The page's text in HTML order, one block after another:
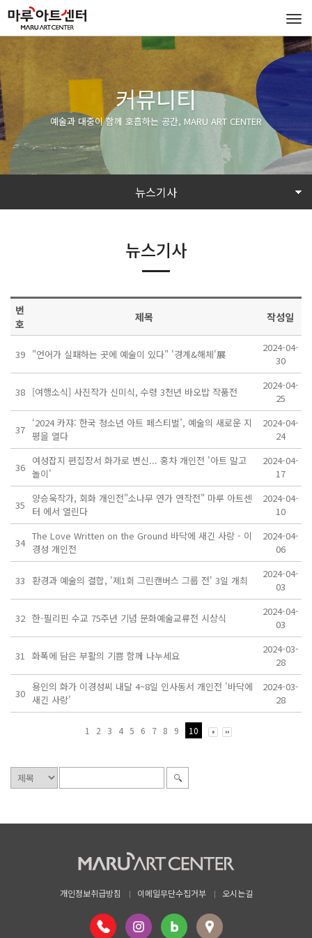
커뮤니티
예술과 대중이 함께 호흡하는 공간, MARU ART CENTER
뉴스기사
뉴스기사
번
호
제목 작성일
39 "언어가 실패하는 곳에 예술이 있다" '경계&해체'展
2024-04-
30
38 [여행소식] 사진작가 신미식, 수령 3천년 바오밥 작품전
2024-04-
25
37
‘2024 카쟈: 한국 청소년 아트 페스티벌’, 예술의 새로운 지
평을 열다
2024-04-
24
36
여성잡지 편집장서 화가로 변신... 홍차 개인전 '아트 말고
놀이'
2024-04-
17
35
양승욱작가, 회화 개인전"소나무 연가 연작전" 마루 아트센
터 에서 열린다
2024-04-
10
34
The Love Written on the Ground 바닥에 새긴 사랑 - 이
경성 개인전
2024-04-
06
33 환경과 예술의 결합, '제1회 그린캔버스 그룹 전' 3일 개최
2024-04-
03
32 한-필리핀 수교 75주년 기념 문화예술교류전 시상식
2024-04-
03
31 화폭에 담은 부활의 기쁨 함께 나누세요
2024-03-
28
30
용인의 화가 이경성씨 내달 4~8일 인사동서 개인전 '바닥에
새긴 사랑'
2024-03-
28
1 2 3 4 5 6 7 8 9 10
개인정보취급방침 이메일무단수집거부 오시는길